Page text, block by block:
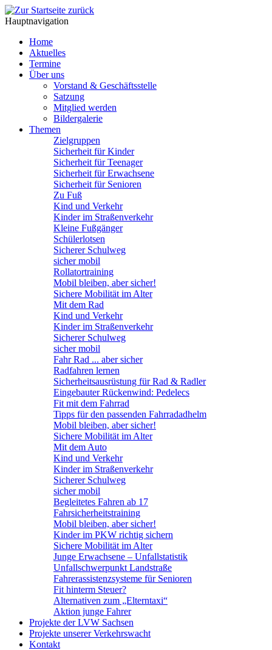
Hauptnavigation
Home
Aktuelles
Termine
Über uns
Vorstand & Geschäftsstelle
Satzung
Mitglied werden
Bildergalerie
Themen
Zielgruppen
Sicherheit für Kinder
Sicherheit für Teenager
Sicherheit für Erwachsene
Sicherheit für Senioren
Zu Fuß
Kind und Verkehr
Kinder im Straßenverkehr
Kleine Fußgänger
Schülerlotsen
Sicherer Schulweg
sicher mobil
Rollatortraining
Mobil bleiben, aber sicher!
Sichere Mobilität im Alter
Mit dem Rad
Kind und Verkehr
Kinder im Straßenverkehr
Sicherer Schulweg
sicher mobil
Fahr Rad ... aber sicher
Radfahren lernen
Sicherheitsausrüstung für Rad & Radler
Eingebauter Rückenwind: Pedelecs
Fit mit dem Fahrrad
Tipps für den passenden Fahrradadhelm
Mobil bleiben, aber sicher!
Sichere Mobilität im Alter
Mit dem Auto
Kind und Verkehr
Kinder im Straßenverkehr
Sicherer Schulweg
sicher mobil
Begleitetes Fahren ab 17
Fahrsicherheitstraining
Mobil bleiben, aber sicher!
Kinder im PKW richtig sichern
Sichere Mobilität im Alter
Junge Erwachsene – Unfallstatistik
Unfallschwerpunkt Landstraße
Fahrerassistenzsysteme für Senioren
Fit hinterm Steuer?
Alternativen zum „Elterntaxi“
Aktion junge Fahrer
Projekte der LVW Sachsen
Projekte unserer Verkehrswacht
Kontakt